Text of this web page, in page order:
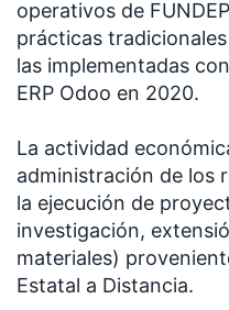
operativos de
prácticas
las implementadas
ERP Odoo en 2020.
La actividad
administración de los
la ejecución de
investigación,
materiales)
Estatal a Distancia.